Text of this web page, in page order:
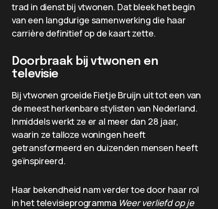
trad in dienst bij vtwonen. Dat bleek het begin
van een langdurige samenwerking die haar
carrière definitief op de kaart zette.
Doorbraak bij vtwonen en
televisie
Bij vtwonen groeide Fietje Bruijn uit tot een van
de meest herkenbare stylisten van Nederland.
Inmiddels werkt ze er al meer dan 28 jaar,
waarin ze talloze woningen heeft
getransformeerd en duizenden mensen heeft
geïnspireerd.
Haar bekendheid nam verder toe door haar rol
in het televisieprogramma Weer verliefd op je